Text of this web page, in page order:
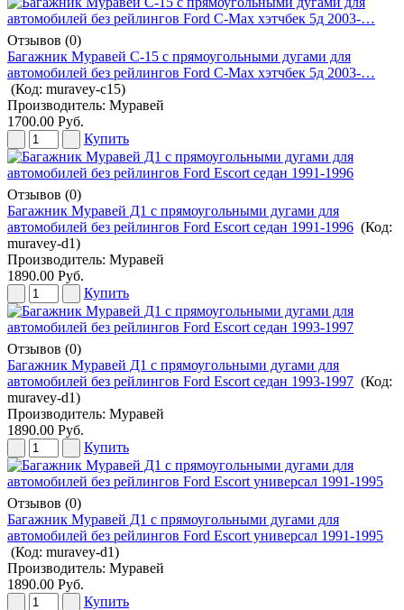
Отзывов (0)
Багажник Муравей С-15 с прямоугольными дугами для
автомобилей без рейлингов Ford С-Max хэтчбек 5д 2003-…
(Код: muravey-c15)
Производитель: Муравей
1700.00 Руб.
Купить
Отзывов (0)
Багажник Муравей Д1 с прямоугольными дугами для
автомобилей без рейлингов Ford Escort седан 1991-1996 (Код:
muravey-d1)
Производитель: Муравей
1890.00 Руб.
Купить
Отзывов (0)
Багажник Муравей Д1 с прямоугольными дугами для
автомобилей без рейлингов Ford Escort седан 1993-1997 (Код:
muravey-d1)
Производитель: Муравей
1890.00 Руб.
Купить
Отзывов (0)
Багажник Муравей Д1 с прямоугольными дугами для
автомобилей без рейлингов Ford Escort универсал 1991-1995
(Код: muravey-d1)
Производитель: Муравей
1890.00 Руб.
Купить